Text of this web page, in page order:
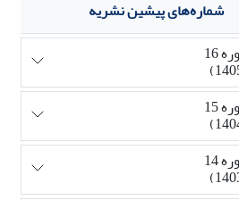
شماره‌های پیشین نشریه
دوره 16
دوره 15
دوره 14